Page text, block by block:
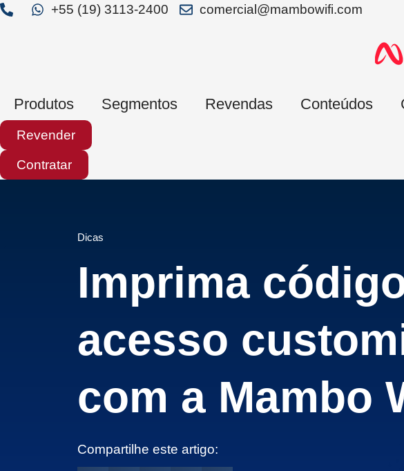
+55 (19) 3113-2400 comercial@mambowifi.com
Produtos Segmentos Revendas Conteúdos
Revender
Contratar
Dicas
Imprima
acesso
com a Mambo
Compartilhe este artigo: